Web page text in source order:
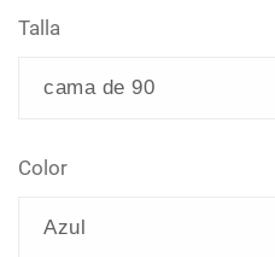
Talla
Color